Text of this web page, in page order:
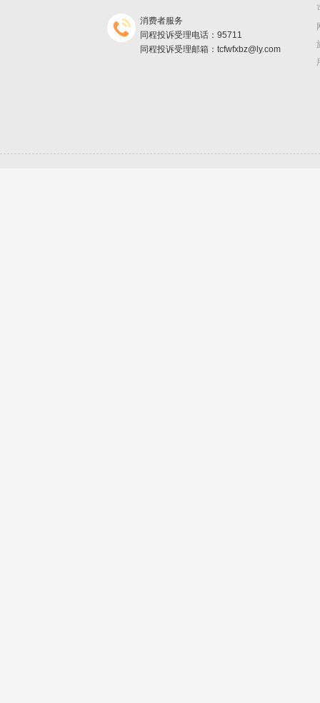
消费者服务
同程投诉受理电话：95711
同程投诉受理邮箱：tcfwfxbz@ly.com